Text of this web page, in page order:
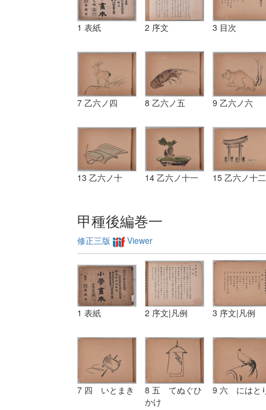
1 表紙 2 序文 3 目次
7 乙六ノ四 8 乙六ノ五 9 乙六ノ六
13 乙六ノ十 14 乙六ノ十一 15 乙六ノ十二
甲種後編巻一
修正三版 Viewer
1 表紙 2 序文|凡例 3 序文|凡例
7 四 いとまき
8 五 てぬぐひ
かけ
9 六 にはと